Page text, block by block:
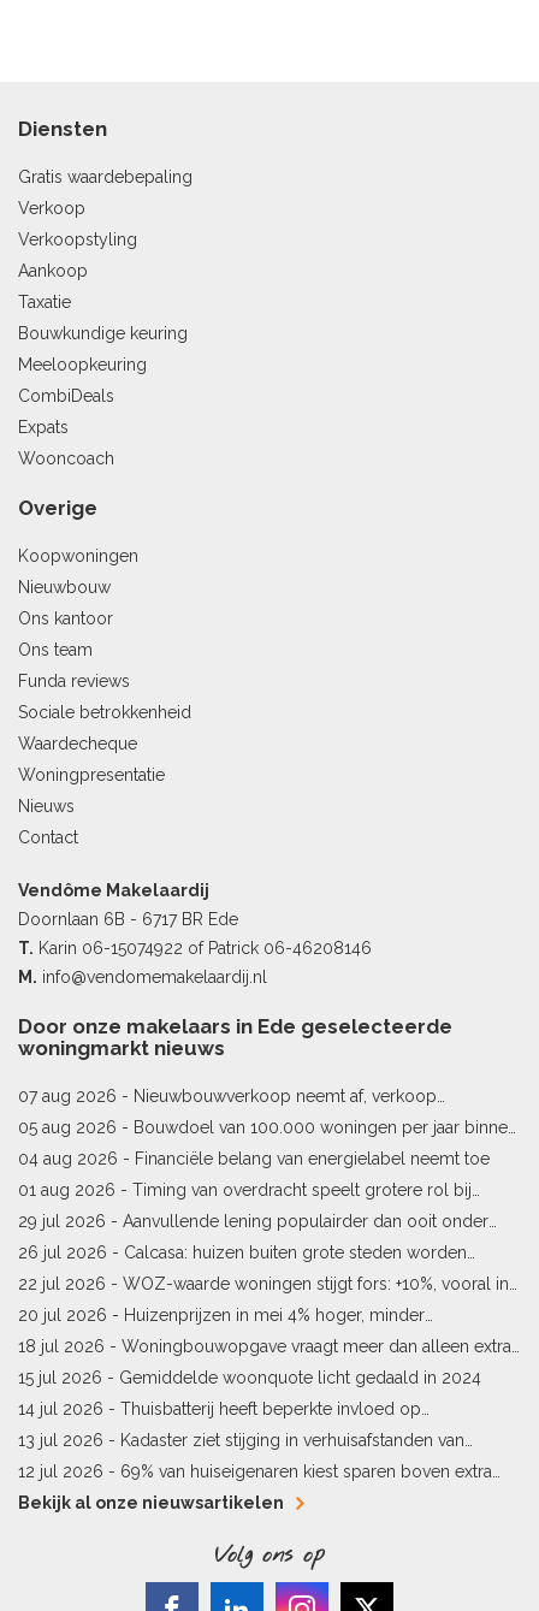
Diensten
Gratis waardebepaling
Verkoop
Verkoopstyling
Aankoop
Taxatie
Bouwkundige keuring
Meeloopkeuring
CombiDeals
Expats
Wooncoach
Overige
Koopwoningen
Nieuwbouw
Ons kantoor
Ons team
Funda reviews
Sociale betrokkenheid
Waardecheque
Woningpresentatie
Nieuws
Contact
Vendôme Makelaardij
Doornlaan 6B - 6717 BR Ede
T. Karin 06-15074922 of Patrick 06-46208146
M. info@vendomemakelaardij.nl
Door onze makelaars in Ede geselecteerde
woningmarkt nieuws
07 aug 2026 - Nieuwbouwverkoop neemt af, verkoop
bestaande woningen stijgt
05 aug 2026 - Bouwdoel van 100.000 woningen per jaar binnen
bereik
04 aug 2026 - Financiële belang van energielabel neemt toe
01 aug 2026 - Timing van overdracht speelt grotere rol bij
woningprijs
29 jul 2026 - Aanvullende lening populairder dan ooit onder
starters
26 jul 2026 - Calcasa: huizen buiten grote steden worden
sneller meer waard
22 jul 2026 - WOZ-waarde woningen stijgt fors: +10%, vooral in
Limburg en Pekela
20 jul 2026 - Huizenprijzen in mei 4% hoger, minder
woningverkopen
18 jul 2026 - Woningbouwopgave vraagt meer dan alleen extra
vergunningen
15 jul 2026 - Gemiddelde woonquote licht gedaald in 2024
14 jul 2026 - Thuisbatterij heeft beperkte invloed op
energielabel
13 jul 2026 - Kadaster ziet stijging in verhuisafstanden van
kopers
12 jul 2026 - 69% van huiseigenaren kiest sparen boven extra
hypotheekaflossing
Bekijk al onze nieuwsartikelen
Volg ons op